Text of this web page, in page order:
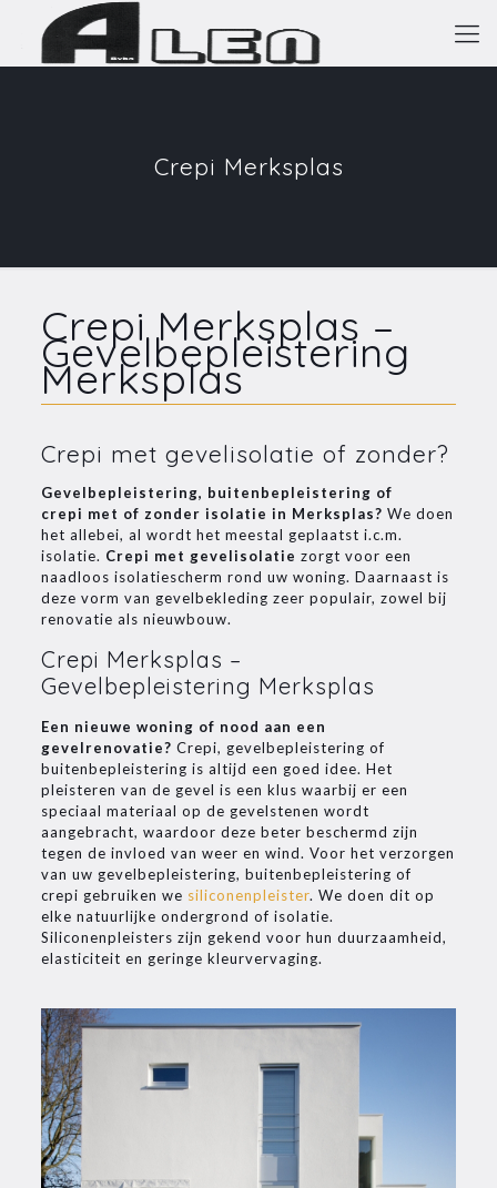
Crepi Merksplas
Crepi Merksplas –
Gevelbepleistering
Merksplas
Crepi met gevelisolatie of zonder?
Gevelbepleistering, buitenbepleistering of
crepi met of zonder isolatie in Merksplas? We doen
het allebei, al wordt het meestal geplaatst i.c.m.
isolatie. Crepi met gevelisolatie zorgt voor een
naadloos isolatiescherm rond uw woning. Daarnaast is
deze vorm van gevelbekleding zeer populair, zowel bij
renovatie als nieuwbouw.
Crepi Merksplas –
Gevelbepleistering Merksplas
Een nieuwe woning of nood aan een
gevelrenovatie? Crepi, gevelbepleistering of
buitenbepleistering is altijd een goed idee. Het
pleisteren van de gevel is een klus waarbij er een
speciaal materiaal op de gevelstenen wordt
aangebracht, waardoor deze beter beschermd zijn
tegen de invloed van weer en wind. Voor het verzorgen
van uw gevelbepleistering, buitenbepleistering of
crepi gebruiken we siliconenpleister. We doen dit op
elke natuurlijke ondergrond of isolatie.
Siliconenpleisters zijn gekend voor hun duurzaamheid,
elasticiteit en geringe kleurvervaging.